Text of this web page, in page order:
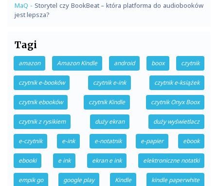
MaQ - Storytel czy BookBeat – która platforma do audiobooków
jest lepsza?
Tagi
amazon Amazon Kindle android boox czytnik
czytnik e-booków czytnik e-ink czytnik e-książek
czytnik ebooków czytnik Kindle czytnik Onyx Boox
czytnik z rysikiem duży ekran duży wyświetlacz
e-czytnik e-ink e-notatnik e-papier ebook
ebooki e ink ekran e ink elektroniczne notatki
empik go google play Kindle kindle paperwhite